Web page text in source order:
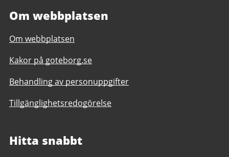
Om webbplatsen
Om webbplatsen
Kakor på goteborg.se
Behandling av personuppgifter
Tillgänglighetsredogörelse
Hitta snabbt